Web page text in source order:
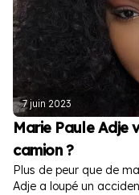
7 juin 2023
Marie Paule Adje
camion ?
Plus de peur que de
Adje a loupé un